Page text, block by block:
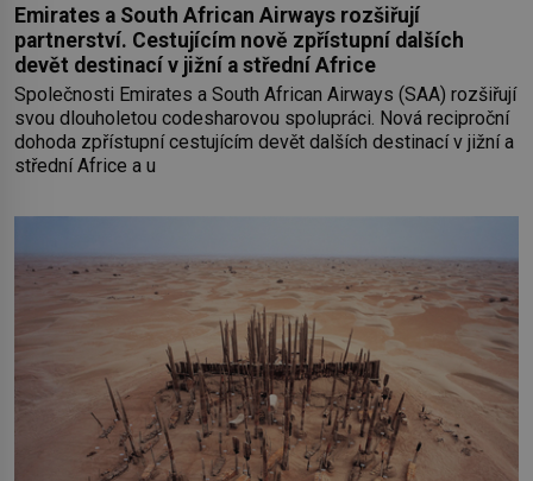
Emirates a South African Airways rozšiřují
partnerství. Cestujícím nově zpřístupní dalších
devět destinací v jižní a střední Africe
Společnosti Emirates a South African Airways (SAA) rozšiřují
svou dlouholetou codesharovou spolupráci. Nová reciproční
dohoda zpřístupní cestujícím devět dalších destinací v jižní a
střední Africe a u